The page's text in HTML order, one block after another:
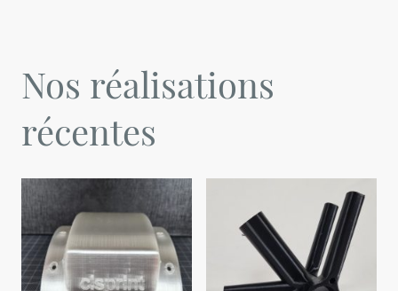
Nos réalisations
récentes